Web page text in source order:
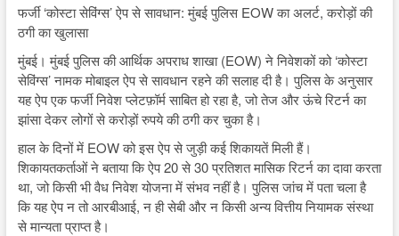
फर्जी ‘कोस्टा सेविंग्स’ ऐप से सावधान: मुंबई पुलिस EOW का अलर्ट, करोड़ों की
ठगी का खुलासा
मुंबई। मुंबई पुलिस की आर्थिक अपराध शाखा (EOW) ने निवेशकों को ‘कोस्टा
सेविंग्स’ नामक मोबाइल ऐप से सावधान रहने की सलाह दी है। पुलिस के अनुसार
यह ऐप एक फर्जी निवेश प्लेटफ़ॉर्म साबित हो रहा है, जो तेज और ऊंचे रिटर्न का
झांसा देकर लोगों से करोड़ों रुपये की ठगी कर चुका है।
हाल के दिनों में EOW को इस ऐप से जुड़ी कई शिकायतें मिली हैं।
शिकायतकर्ताओं ने बताया कि ऐप 20 से 30 प्रतिशत मासिक रिटर्न का दावा करता
था, जो किसी भी वैध निवेश योजना में संभव नहीं है। पुलिस जांच में पता चला है
कि यह ऐप न तो आरबीआई, न ही सेबी और न किसी अन्य वित्तीय नियामक संस्था
से मान्यता प्राप्त है।